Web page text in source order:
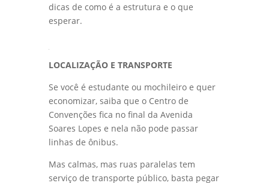
dicas de como é a estrutura e o que
esperar.
Se você é estudante ou mochileiro e quer
economizar, saiba que o Centro de
Convenções fica no final da Avenida
Soares Lopes e nela não pode passar
Mas calmas, mas ruas paralelas tem